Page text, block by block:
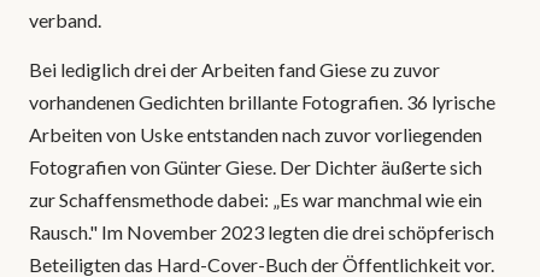
verband.
Bei lediglich drei der Arbeiten fand Giese zu zuvor
vorhandenen Gedichten brillante Fotografien. 36 lyrische
Arbeiten von Uske entstanden nach zuvor vorliegenden
Fotografien von Günter Giese. Der Dichter äußerte sich
zur Schaffensmethode dabei: „Es war manchmal wie ein
Rausch." Im November 2023 legten die drei schöpferisch
Beteiligten das Hard-Cover-Buch der Öffentlichkeit vor.